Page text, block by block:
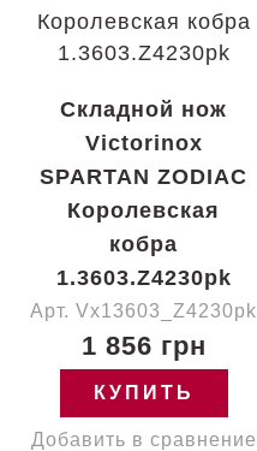
Складной нож
Victorinox
SPARTAN ZODIAC
Королевская
кобра
1.3603.Z4230pk
Арт. Vx13603_Z4230pk
1 856 грн
КУПИТЬ
Добавить в сравнение